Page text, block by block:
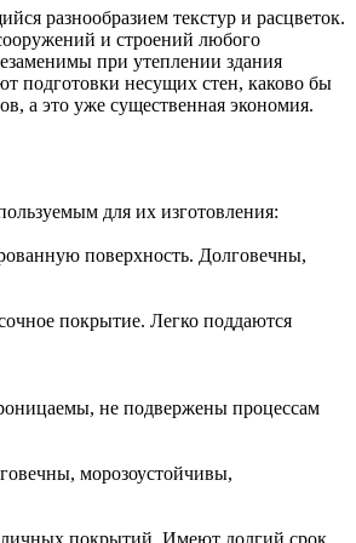
разнообразием текстур и расцветок.
и строений любого
при утеплении здания
подготовки несущих стен, каково бы
а это уже существенная экономия.
для их изготовления:
поверхность. Долговечны,
покрытие. Легко поддаются
не подвержены процессам
морозоустойчивы,